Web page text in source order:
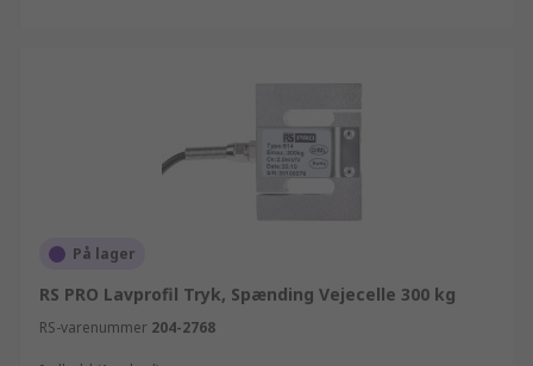
På lager
RS PRO Lavprofil Tryk, Spænding Vejecelle 300 kg
RS-varenummer 204-2768